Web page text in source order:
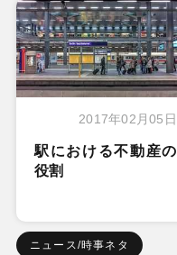
2017年02月05日
駅における不動産の
役割
ニュース/時事ネタ